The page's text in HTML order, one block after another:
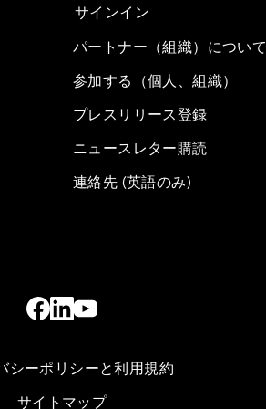
サインイン
パートナー（組織）につい
参加する（個人、組織）
プレスリリース登録
ニュースレター購読
連絡先 (英語のみ)
シーポリシーと利用規約
サイトマップ